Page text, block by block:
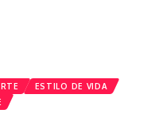
ESTILO DE VIDA